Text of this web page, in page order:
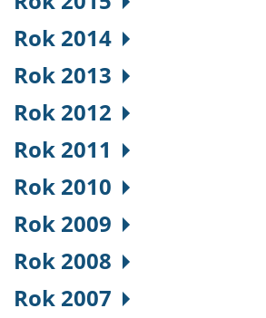
Rok 2014
Rok 2013
Rok 2012
Rok 2011
Rok 2010
Rok 2009
Rok 2008
Rok 2007